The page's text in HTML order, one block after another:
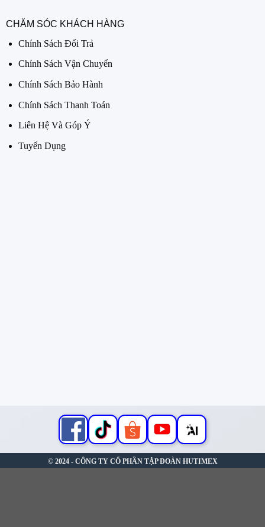
CHĂM SÓC KHÁCH HÀNG
Chính Sách Đổi Trả
Chính Sách Vận Chuyển
Chính Sách Bảo Hành
Chính Sách Thanh Toán
Liên Hệ Và Góp Ý
Tuyển Dụng
© 2024 - CÔNG TY CỔ PHẦN TẬP ĐOÀN HUTIMEX